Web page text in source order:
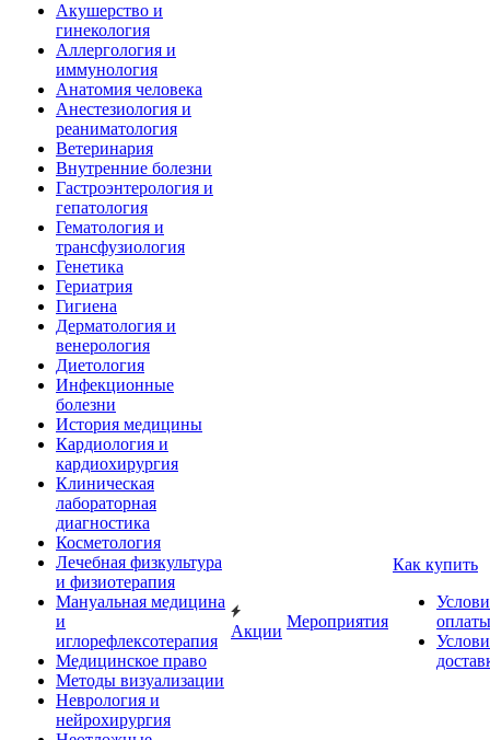
Акушерство и
гинекология
Аллергология и
иммунология
Анатомия человека
Анестезиология и
реаниматология
Ветеринария
Внутренние болезни
Гастроэнтерология и
гепатология
Гематология и
трансфузиология
Генетика
Гериатрия
Гигиена
Дерматология и
венерология
Диетология
Инфекционные
болезни
История медицины
Кардиология и
кардиохирургия
Клиническая
лабораторная
диагностика
Косметология
Лечебная физкультура
и физиотерапия
Мануальная медицина
и
иглорефлексотерапия
Медицинское право
Методы визуализации
Неврология и
нейрохирургия
Акции
Мероприятия
Как купить
оплаты